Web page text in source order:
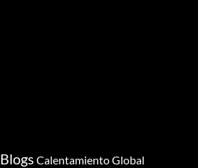
Blogs Calentamiento Global